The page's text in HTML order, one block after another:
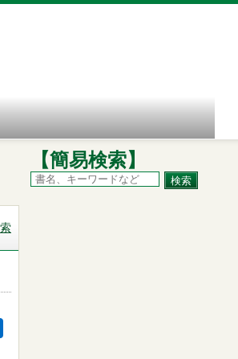
【簡易検索】